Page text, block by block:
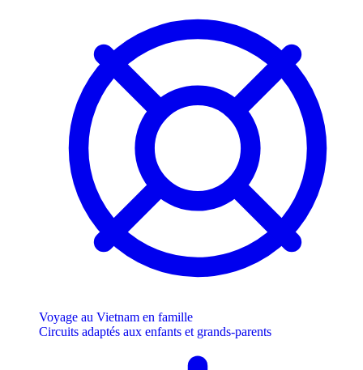
Voyage au Vietnam en famille
Circuits adaptés aux enfants et grands-parents